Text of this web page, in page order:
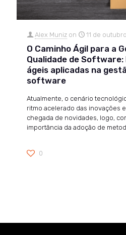
Alex Muniz on 11 de
O Caminho Ágil para a
Qualidade de
ágeis aplicadas na
software
Atualmente, o cenário
ritmo acelerado das inovações
chegada de novidades, logo,
importância da adoção de
0